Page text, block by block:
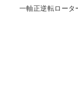
一軸正逆転ロータ